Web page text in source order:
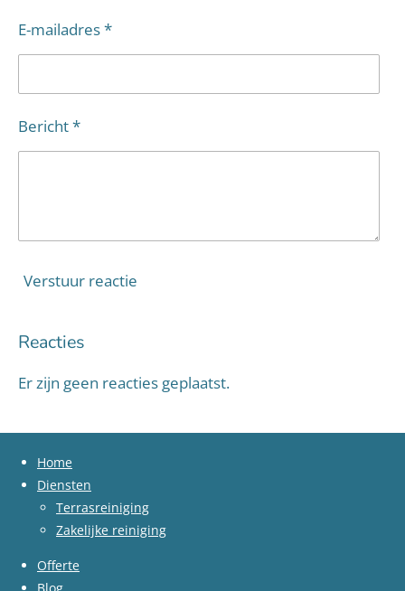
E-mailadres *
Bericht *
Verstuur reactie
Reacties
Er zijn geen reacties geplaatst.
Home
Diensten
Terrasreiniging
Zakelijke reiniging
Offerte